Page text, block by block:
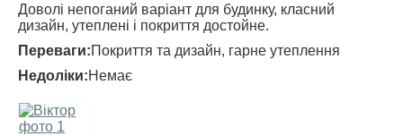
Доволі непоганий варіант для будинку, класний
дизайн, утеплені і покриття достойне.
Переваги:Покриття та дизайн, гарне утеплення
Недоліки:Немає